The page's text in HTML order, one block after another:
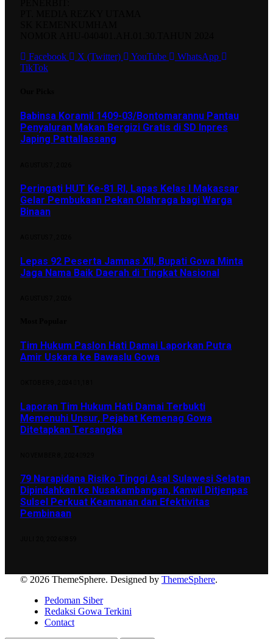
Facebook
X (Twitter) YouTube
WhatsApp
TikTok
Babinsa Koramil 1409-03/Bontomarannu Pantau
Penyaluran Makan Bergizi Gratis di SD Inpres
Japing Pattallassang
Peringati HUT Ke-81 RI, Lapas Kelas I Makassar
Gelar Pembukaan Pekan Olahraga bagi Warga
Binaan
Lepas 92 Peserta Jamnas XII, Bupati Gowa Minta
Jaga Nama Baik Daerah di Tingkat Nasional
Tim Hukum Paslon Hati Damai Laporkan Putra
Amir Uskara ke Bawaslu Gowa
Laporan Tim Hukum Hati Damai Terbukti
Memenuhi Unsur, Pejabat Kemenag Gowa
Ditetapkan Tersangka
79 Narapidana Risiko Tinggi Asal Sulawesi Selatan
Dipindahkan ke Nusakambangan, Kanwil Ditjenpas
Sulsel Perkuat Keamanan dan Efektivitas
Pembinaan
© 2026 ThemeSphere. Designed by ThemeSphere.
Pedoman Siber
Redaksi Gowa Terkini
Contact